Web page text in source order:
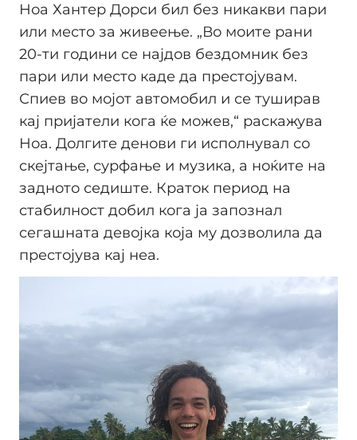
Ноа Хантер Дорси бил без никакви пари
или место за живеење. „Во моите рани
20-ти години се најдов бездомник без
пари или место каде да престојувам.
Спиев во мојот автомобил и се туширав
кај пријатели кога ќе можев,“ раскажува
Ноа. Долгите денови ги исполнувал со
скејтање, сурфање и музика, а ноќите на
задното седиште. Краток период на
стабилност добил кога ја запознал
сегашната девојка која му дозволила да
престојува кај неа.